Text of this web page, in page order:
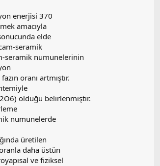
enerjisi 370
amacıyla
elde
seramik
seramik numunelerinin
oranı artmıştır.
olduğu belirlenmiştir.
numunelerde
üretilen
daha üstün
ve fiziksel